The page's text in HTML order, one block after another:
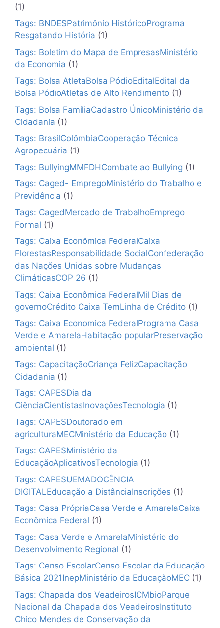
(1)
Tags: BNDESPatrimônio HistóricoPrograma
Resgatando História (1)
Tags: Boletim do Mapa de EmpresasMinistério
da Economia (1)
Tags: Bolsa AtletaBolsa PódioEditalEdital da
Bolsa PódioAtletas de Alto Rendimento (1)
Tags: Bolsa FamíliaCadastro ÚnicoMinistério da
Cidadania (1)
Tags: BrasilColômbiaCooperação Técnica
Agropecuária (1)
Tags: BullyingMMFDHCombate ao Bullying (1)
Tags: Caged- EmpregoMinistério do Trabalho e
Previdência (1)
Tags: CagedMercado de TrabalhoEmprego
Formal (1)
Tags: Caixa Econômica FederalCaixa
FlorestasResponsabilidade SocialConfederação
das Nações Unidas sobre Mudanças
ClimáticasCOP 26 (1)
Tags: Caixa Econômica FederalMil Dias de
governoCrédito Caixa TemLinha de Crédito (1)
Tags: Caixa Economica FederalPrograma Casa
Verde e AmarelaHabitação popularPreservação
ambiental (1)
Tags: CapacitaçãoCriança FelizCapacitação
Cidadania (1)
Tags: CAPESDia da
CiênciaCientistasInovaçõesTecnologia (1)
Tags: CAPESDoutorado em
agriculturaMECMinistério da Educação (1)
Tags: CAPESMinistério da
EducaçãoAplicativosTecnologia (1)
Tags: CAPESUEMADOCÊNCIA
DIGITALEducação a DistânciaInscrições (1)
Tags: Casa PrópriaCasa Verde e AmarelaCaixa
Econômica Federal (1)
Tags: Casa Verde e AmarelaMinistério do
Desenvolvimento Regional (1)
Tags: Censo EscolarCenso Escolar da Educação
Básica 2021InepMinistério da EducaçãoMEC (1)
Tags: Chapada dos VeadeirosICMbioParque
Nacional da Chapada dos VeadeirosInstituto
Chico Mendes de Conservação da